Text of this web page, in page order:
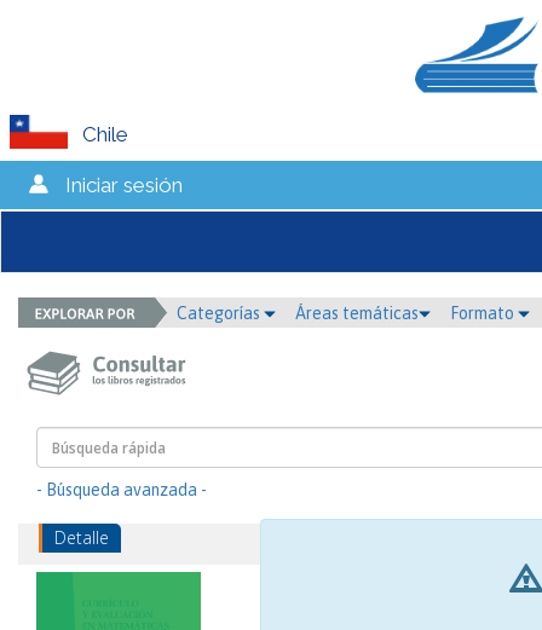
Chile
Iniciar sesión
Categorías Áreas temáticas Formato
- Búsqueda avanzada -
Detalle